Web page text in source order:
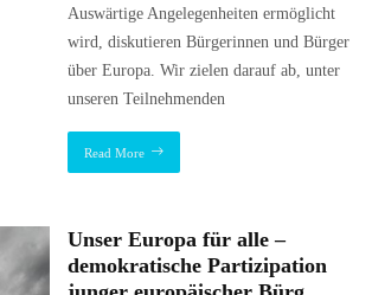
Auswärtige Angelegenheiten ermöglicht
wird, diskutieren Bürgerinnen und Bürger
über Europa. Wir zielen darauf ab, unter
unseren Teilnehmenden
Read More
Unser Europa für alle –
demokratische Partizipation